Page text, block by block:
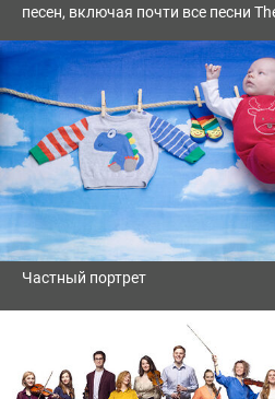
песен, включая почти все песни
Частный портрет